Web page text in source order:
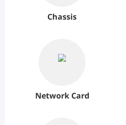
Chassis
Network Card